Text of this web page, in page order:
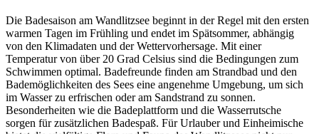
Die Badesaison am Wandlitzsee beginnt in der Regel mit den ersten
warmen Tagen im Frühling und endet im Spätsommer, abhängig
von den Klimadaten und der Wettervorhersage. Mit einer
Temperatur von über 20 Grad Celsius sind die Bedingungen zum
Schwimmen optimal. Badefreunde finden am Strandbad und den
Bademöglichkeiten des Sees eine angenehme Umgebung, um sich
im Wasser zu erfrischen oder am Sandstrand zu sonnen.
Besonderheiten wie die Badeplattform und die Wasserrutsche
sorgen für zusätzlichen Badespaß. Für Urlauber und Einheimische